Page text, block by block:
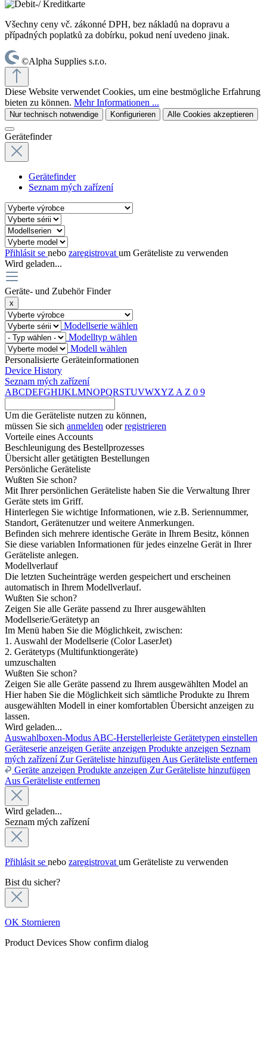
Všechny ceny vč. zákonné DPH, bez nákladů na dopravu a
případných poplatků za dobírku, pokud není uvedeno jinak.
©Alpha Supplies s.r.o.
Diese Website verwendet Cookies, um eine bestmögliche Erfahrung
bieten zu können. Mehr Informationen ...
Nur technisch notwendige Konfigurieren Alle Cookies akzeptieren
Gerätefinder
Gerätefinder
Seznam mých zařízení
Přihlásit se nebo zaregistrovat um Geräteliste zu verwenden
Wird geladen...
Geräte- und Zubehör Finder
x
Modellserie wählen
Modelltyp wählen
Modell wählen
Personalisierte Geräteinformationen
Device History
Seznam mých zařízení
ABCDEFGHIJKLMNOPQRSTUVWXYZ A Z 0 9
Um die Geräteliste nutzen zu können,
müssen Sie sich anmelden oderregistrieren
Vorteile eines Accounts
Beschleunigung des Bestellprozesses
Übersicht aller getätigten Bestellungen
Persönliche Geräteliste
Wußten Sie schon?
Mit Ihrer persönlichen Geräteliste haben Sie die Verwaltung Ihrer
Geräte stets im Griff.
Hinterlegen Sie wichtige Informationen, wie z.B. Seriennummer,
Standort, Gerätenutzer und weitere Anmerkungen.
Befinden sich mehrere identische Geräte in Ihrem Besitz, können
Sie diese variablen Informationen für jedes einzelne Gerät in Ihrer
Geräteliste anlegen.
Modellverlauf
Die letzten Sucheinträge werden gespeichert und erscheinen
automatisch in Ihrem Modellverlauf.
Wußten Sie schon?
Zeigen Sie alle Geräte passend zu Ihrer ausgewählten
Modellserie/Gerätetyp an
Im Menü haben Sie die Möglichkeit, zwischen:
1. Auswahl der Modellserie (Color LaserJet)
2. Gerätetyps (Multifunktiongeräte)
umzuschalten
Wußten Sie schon?
Zeigen Sie alle Geräte passend zu Ihrem ausgewählten Model an
Hier haben Sie die Möglichkeit sich sämtliche Produkte zu Ihrem
ausgewählten Modell in einer komfortablen Übersicht anzeigen zu
lassen.
Wird geladen...
Auswahlboxen-Modus ABC-Herstellerleiste Gerätetypen einstellen
Geräteserie anzeigen Geräte anzeigen Produkte anzeigen Seznam
mých zařízení Zur Geräteliste hinzufügen Aus Geräteliste entfernen
Geräte anzeigen Produkte anzeigen Zur Geräteliste hinzufügen
Aus Geräteliste entfernen
Wird geladen...
Seznam mých zařízení
Přihlásit se nebo zaregistrovat um Geräteliste zu verwenden
Bist du sicher?
OK Stornieren
Product Devices Show confirm dialog